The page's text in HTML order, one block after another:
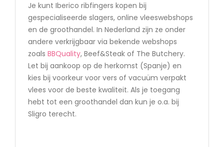
Je kunt Iberico ribfingers kopen bij
gespecialiseerde slagers, online vleeswebshops
en de groothandel. In Nederland zijn ze onder
andere verkrijgbaar via bekende webshops
zoals BBQuality, Beef&Steak of The Butchery.
Let bij aankoop op de herkomst (Spanje) en
kies bij voorkeur voor vers of vacuüm verpakt
vlees voor de beste kwaliteit. Als je toegang
hebt tot een groothandel dan kun je o.a. bij
Sligro terecht.